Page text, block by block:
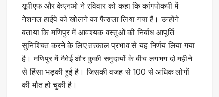
यूपीएफ और केएनओ ने रविवार को कहा कि कांगपोकपी में
नेशनल हाईवे को खोलने का फैसला लिया गया है। उन्होंने
बताया कि मणिपुर में आवश्यक वस्तुओं की निर्बाध आपूर्ति
सुनिश्चित करने के लिए तत्काल प्रभाव से यह निर्णय लिया गया
है। मणिपुर में मैतेई और कुकी समुदायों के बीच लगभग दो महीने
से हिंसा भड़की हुई है। जिसकी वजह से 100 से अधिक लोगों
की मौत हो चुकी है।